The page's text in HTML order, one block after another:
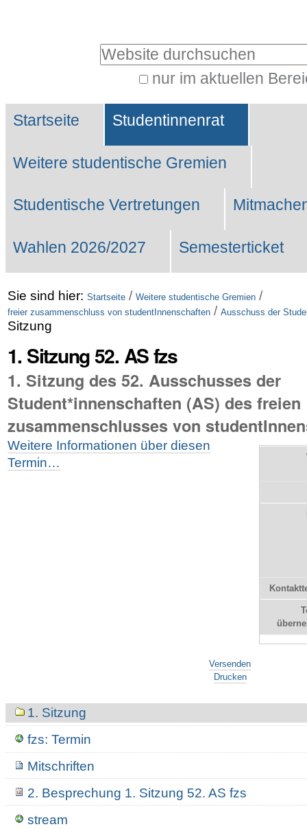
Website durchsuchen
nur im aktuellen
Suche…
Sektionen
Startseite Studentinnenrat
Weitere studentische Gremien
Studentische Vertretungen
Wahlen 2026/2027 Semesterticket
Sie sind hier: Startseite / Weitere studentische Gremien /
freier zusammenschluss von studentInnenschaften / Ausschuss der
Sitzung
1. Sitzung 52. AS fzs
1. Sitzung des 52. Ausschusses der
Student*innenschaften (AS) des freien
zusammenschlusses von
Weitere Informationen über diesen
Termin…
Versenden
Drucken
Navigation1. Sitzung
fzs: Termin
Mitschriften
2. Besprechung 1. Sitzung 52. AS fzs
stream